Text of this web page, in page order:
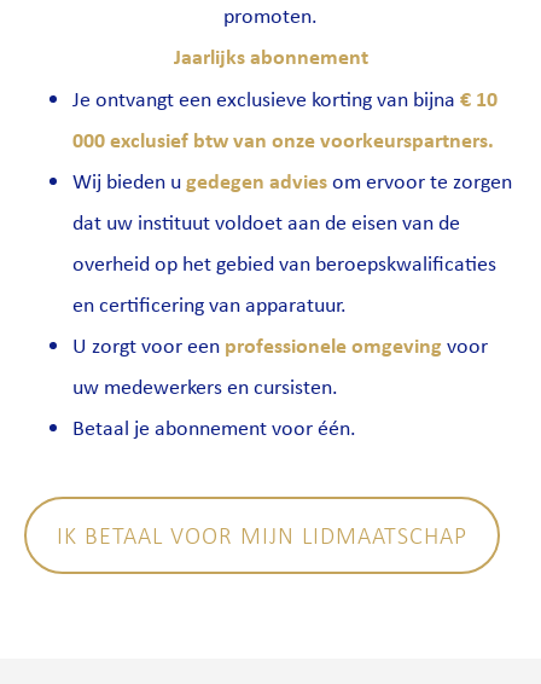
promoten.
Jaarlijks abonnement
Je ontvangt een exclusieve korting van bijna € 10
000 exclusief btw van onze voorkeurspartners.
Wij bieden ugedegen adviesom ervoor te zorgen
dat uw instituut voldoet aan de eisen van de
overheid op het gebied van beroepskwalificaties
en certificering van apparatuur.
U zorgt voor een professionele omgeving voor
uw medewerkers en cursisten.
Betaal je abonnement voor één.
IK BETAAL VOOR MIJN LIDMAATSCHAP